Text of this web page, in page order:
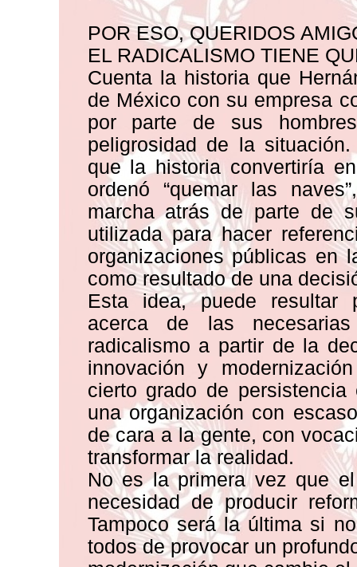
POR ESO, QUERIDOS
EL RADICALISMO TIENE
Cuenta la historia que
de México con su empresa
por parte de sus
peligrosidad de la
que la historia convertiría
ordenó “quemar las
marcha atrás de parte de
utilizada para hacer
organizaciones públicas en
como resultado de una
Esta idea, puede resultar
acerca de las
radicalismo a partir de la
innovación y
cierto grado de
una organización con
de cara a la gente, con
transformar la realidad.
No es la primera vez que
necesidad de producir
Tampoco será la última si
todos de provocar un